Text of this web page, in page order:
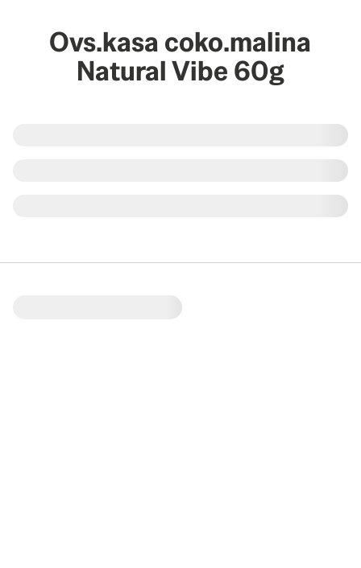
Ovs.kasa coko.malina
Natural Vibe 60g